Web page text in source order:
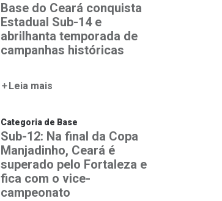
Base do Ceará conquista
Estadual Sub-14 e
abrilhanta temporada de
campanhas históricas
Leia mais
Categoria de Base
Sub-12: Na final da Copa
Manjadinho, Ceará é
superado pelo Fortaleza e
fica com o vice-
campeonato